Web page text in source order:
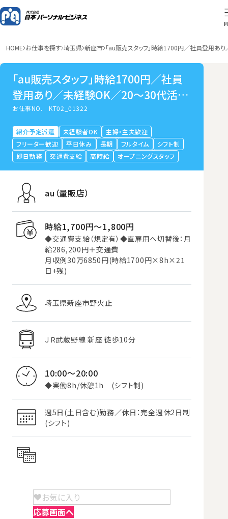
HOME お仕事を探す 埼玉県 新座市 「au販売スタッフ」時給1700円／社員登用
「au販売スタッフ」時給1700円／社員
登用あり／未経験OK／20～30代活躍
中／新座市
お仕事NO.KT02_01322
紹介予定派遣 未経験者OK
主婦・主夫歓迎
フリーター歓迎
平日休み 長期 フルタイム
シフト制
即日勤務
交通費支給 高時給 オープニングスタッフ
au（量販店）
時給1,700円〜1,800円
◆交通費支給（規定有）◆直雇用へ切替後：月
給286,200円＋交通費
月収例30万6850円(時給1700円×8h×21
日+残)
埼玉県新座市野火止
ＪＲ武蔵野線 新座 徒歩10分
10:00～20:00
◆実働8h/休憩1h (シフト制)
週5日(土日含む)勤務／休日：完全週休2日制
(シフト)
お気に入り
応募画面へ